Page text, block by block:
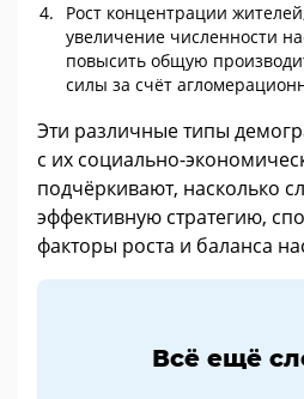
Рост концентрации
увеличение численности
повысить общую
силы за счёт
Эти различные типы
с их социально-
подчёркивают, насколько
эффективную стратегию,
факторы роста и баланса
Всё ещё